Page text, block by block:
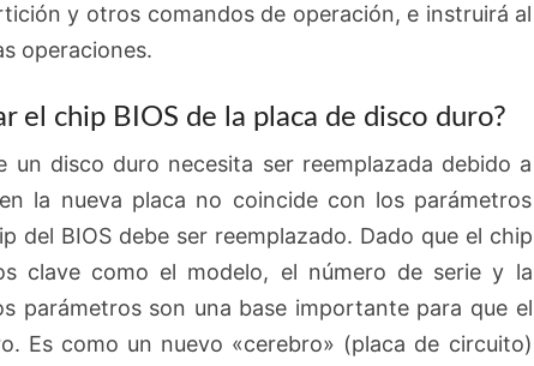
y otros comandos de operación, e instruirá al
operaciones.
el chip BIOS de la placa de disco duro?
un disco duro necesita ser reemplazada debido a
la nueva placa no coincide con los parámetros
del BIOS debe ser reemplazado. Dado que el chip
clave como el modelo, el número de serie y la
parámetros son una base importante para que el
Es como un nuevo «cerebro» (placa de circuito)